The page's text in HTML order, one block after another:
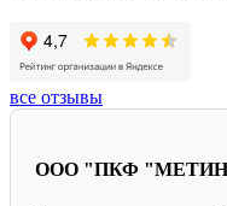
все отзывы
ООО "ПКФ